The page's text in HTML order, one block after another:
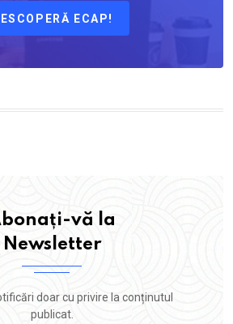
ECAP!
vă la
Newsletter
doar cu privire la conținutul
publicat.